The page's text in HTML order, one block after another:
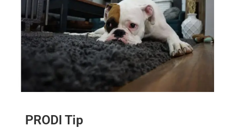
PRODI Tip